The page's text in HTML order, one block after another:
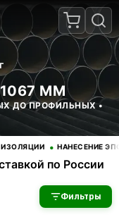
ММ
ДО ПРОФИЛЬНЫХ •
• НАНЕСЕНИЕ
по России
трубы оптом с
Фильтры